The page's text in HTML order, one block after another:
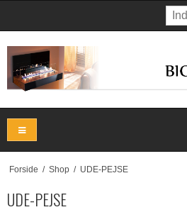
Forside / Shop / UDE-PEJSE
UDE-PEJSE